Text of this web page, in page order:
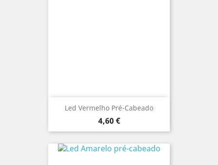
Led Vermelho Pré-Cabeado
Preço
4,60 €